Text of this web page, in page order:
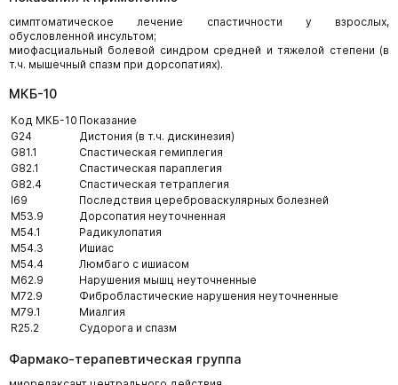
симптоматическое лечение спастичности у взрослых,
обусловленной инсультом;
миофасциальный болевой синдром средней и тяжелой степени (в
т.ч. мышечный спазм при дорсопатиях).
МКБ-10
Код МКБ-10 Показание
G24
Дистония (в т.ч. дискинезия)
G81.1
Спастическая гемиплегия
G82.1
Спастическая параплегия
G82.4
Спастическая тетраплегия
I69
Последствия цереброваскулярных болезней
M53.9
Дорсопатия неуточненная
M54.1
Радикулопатия
M54.3
Ишиас
M54.4
Люмбаго с ишиасом
M62.9
Нарушения мышц неуточненные
M72.9
Фибробластические нарушения неуточненные
M79.1
Миалгия
R25.2
Судорога и спазм
Фармако-терапевтическая группа